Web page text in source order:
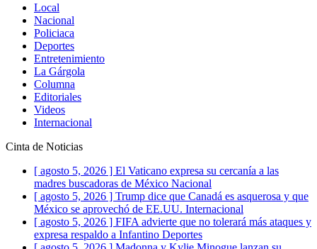
Local
Nacional
Policiaca
Deportes
Entretenimiento
La Gárgola
Columna
Editoriales
Videos
Internacional
Cinta de Noticias
[ agosto 5, 2026 ] El Vaticano expresa su cercanía a las
madres buscadoras de México Nacional
[ agosto 5, 2026 ] Trump dice que Canadá es asquerosa y que
México se aprovechó de EE.UU. Internacional
[ agosto 5, 2026 ] FIFA advierte que no tolerará más ataques y
expresa respaldo a Infantino Deportes